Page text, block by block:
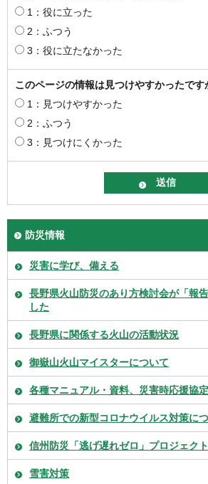
1：役に立った
2：ふつう
3：役に立たなかった
このページの情報は見つけやすかったです
1：見つけやすかった
2：ふつう
3：見つけにくかった
防災情報
災害に学び、備える
長野県火山防災のあり方検討会が「報
した
長野県に関係する火山の活動状況
御嶽山火山マイスターについて
各種マニュアル・資料、災害時応援協定
避難所での新型コロナウイルス対策に
信州防災「逃げ遅れゼロ」プロジェクト
雪害対策